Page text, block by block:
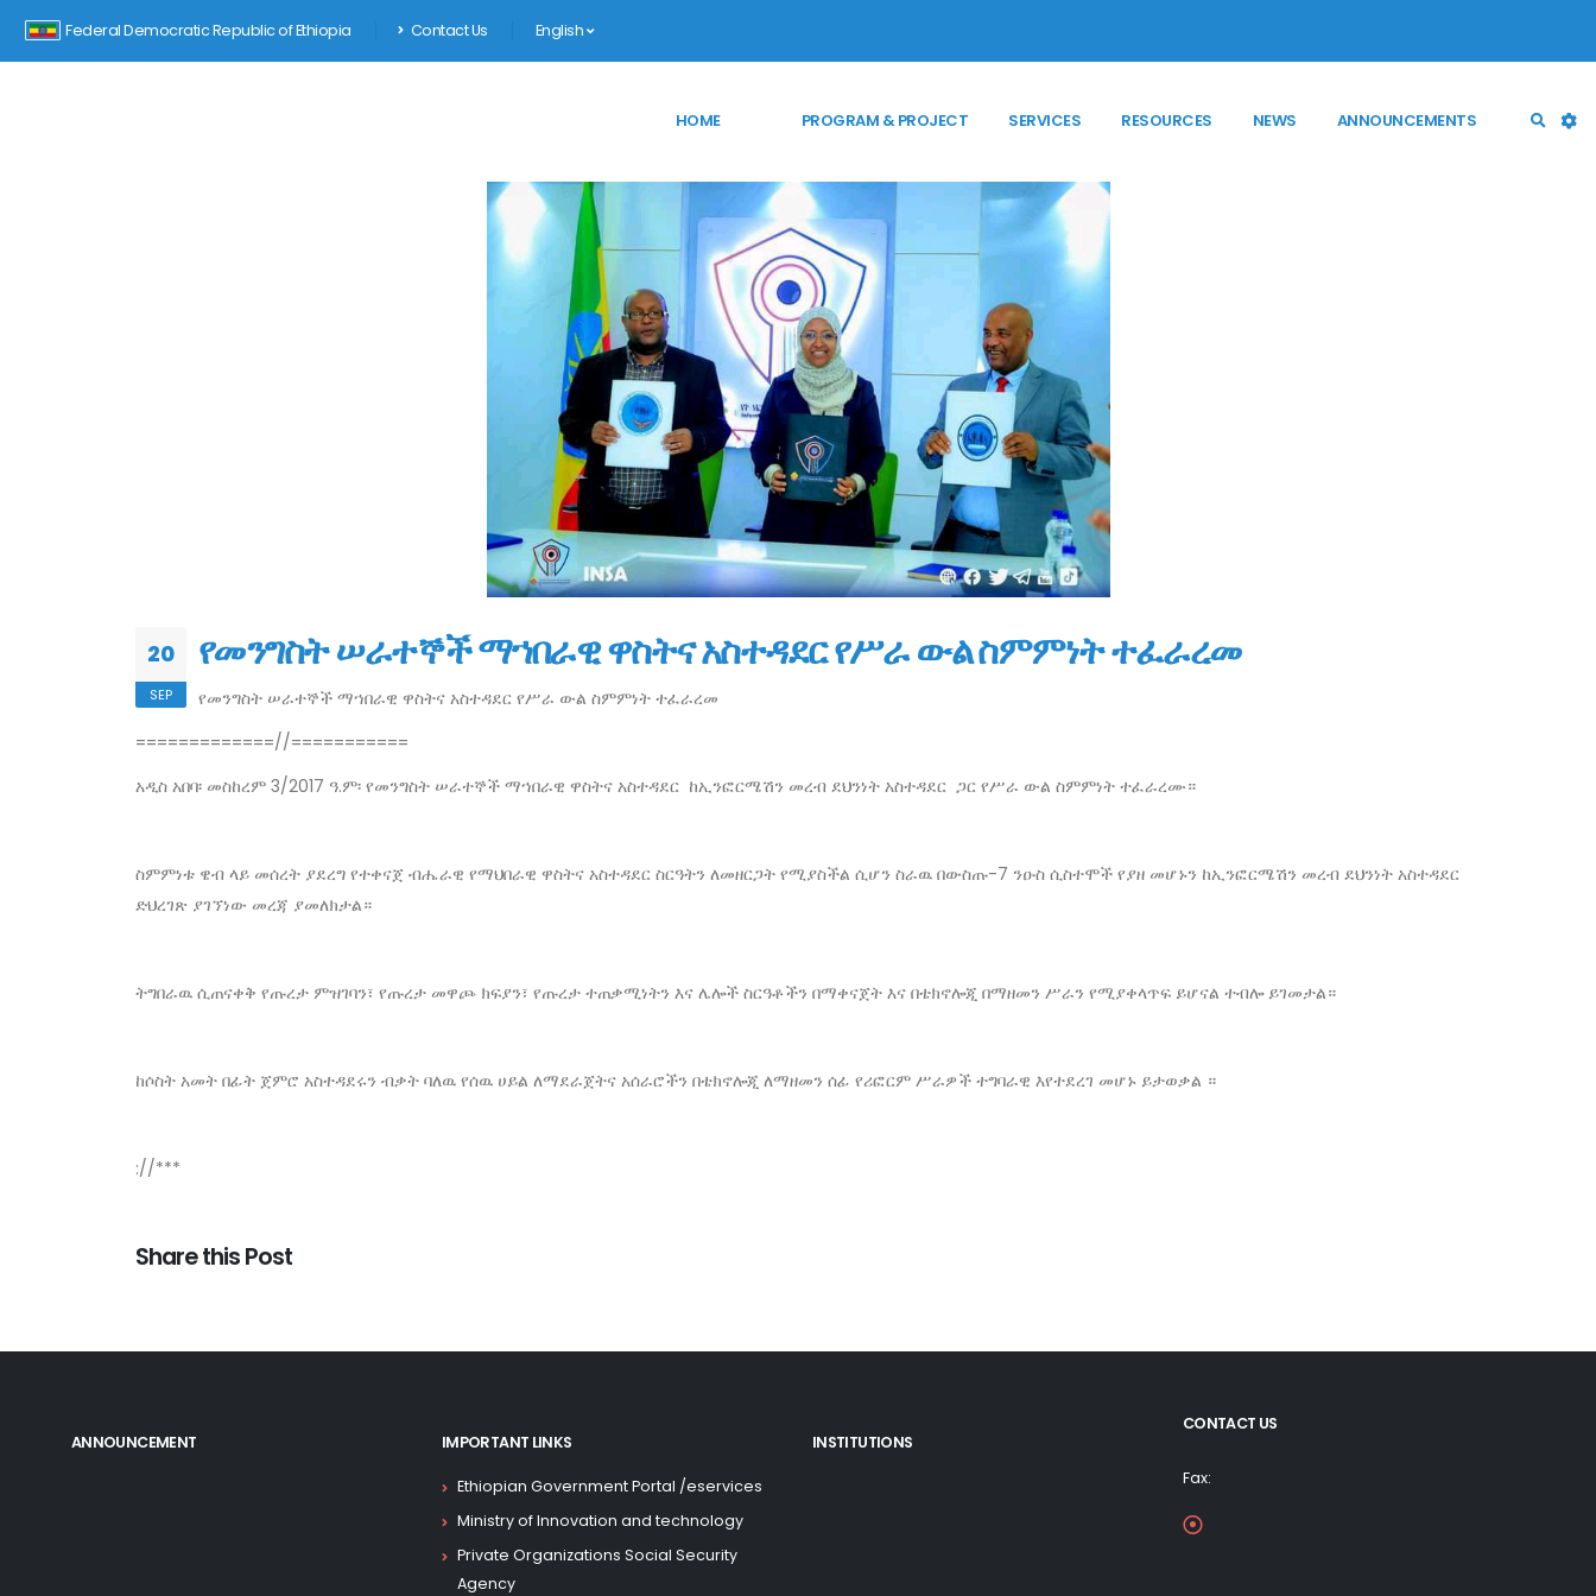
Federal Democratic Republic of Ethiopia Contact Us English
HOME PROGRAM & PROJECT SERVICES RESOURCES NEWS ANNOUNCEMENTS
20
SEP
የመንግስት ሠራተኞች ማኀበራዊ ዋስትና አስተዳደር የሥራ ውል ስምምነት ተፈራረመ
የመንግስት ሠራተኞች ማኀበራዊ ዋስትና አስተዳደር የሥራ ውል ስምምነት ተፈራረመ
=============//===========
አዲስ አበባ፡ መስከረም 3/2017 ዓ.ም፡ የመንግስት ሠራተኞች ማኀበራዊ ዋስትና አስተዳደር ከኢንፎርሜሽን መረብ ደህንነት አስተዳደር ጋር የሥራ ውል ስምምነት ተፈራረሙ።
ስምምነቱ ዌብ ላይ መሰረት ያደረግ የተቀናጀ ብሔራዊ የማህበራዊ ዋስትና አስተዳደር ስርዓትን ለመዘርጋት የሚያስችል ሲሆን ስራዉ በውስጡ-7 ንዑስ ሲስተሞች የያዘ መሆኑን ከኢንፎርሜሽን መረብ ደህንነት አስተዳደር
ድህረገጽ ያገኘነው መረጃ ያመለክታል።
ትግበራዉ ሲጠናቀቅ የጡረታ ምዝገባን፣ የጡረታ መዋጮ ክፍያን፣ የጡረታ ተጠቃሚነትን እና ሌሎች ስርዓቶችን በማቀናጀት እና በቴክኖሎጂ በማዘመን ሥራን የሚያቀላጥፍ ይሆናል ተብሎ ይገመታል።
ከሶስት አመት በፊት ጀምሮ አስተዳደሩን ብቃት ባለዉ የሰዉ ሀይል ለማደራጀትና አሰራሮችን በቴክኖሎጂ ለማዘመን ሰፊ የሪፎርም ሥራዎች ተግባራዊ እየተደረገ መሆኑ ይታወቃል ።
://***
Share this Post
ANNOUNCEMENT IMPORTANT LINKS
Ethiopian Government Portal /eservices
Ministry of Innovation and technology
Private Organizations Social Security
Agency
INSTITUTIONS
CONTACT US
Fax: